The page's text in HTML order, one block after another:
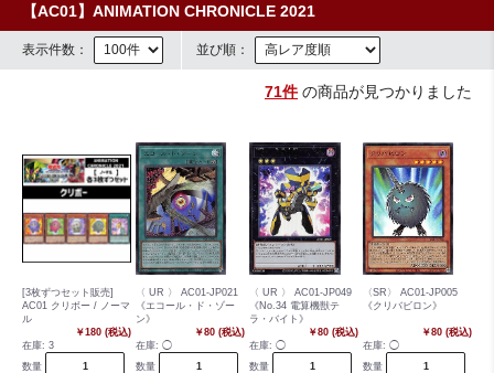
【AC01】ANIMATION CHRONICLE 2021
表示件数： 並び順：
71件の商品が見つかりました
[3枚ずつセット販売]
AC01 クリボー / ノーマ
ル
￥180 (税込)
在庫: 3
数量
〈 UR 〉 AC01-JP021
《エコール・ド・ゾー
ン》
￥80 (税込)
在庫: ◯
数量
〈 UR 〉 AC01-JP049
《No.34 電算機獣テ
ラ・バイト》
￥80 (税込)
在庫: ◯
数量
〈SR〉 AC01-JP005
《クリバビロン》
￥80 (税込)
在庫: ◯
数量